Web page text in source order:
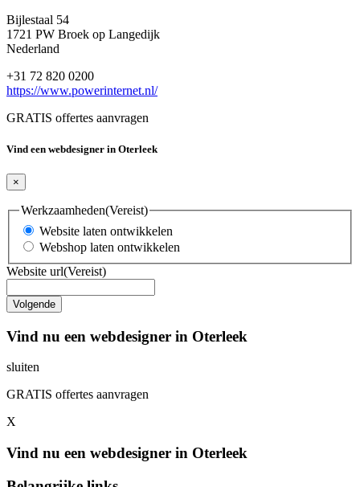
Bijlestaal 54
1721 PW Broek op Langedijk
Nederland
+31 72 820 0200
https://www.powerinternet.nl/
GRATIS offertes aanvragen
Vind een webdesigner in Oterleek
×
Werkzaamheden(Vereist)
Website laten ontwikkelen
Webshop laten ontwikkelen
Website url(Vereist)
Vind nu een webdesigner in Oterleek
sluiten
GRATIS offertes aanvragen
X
Vind nu een webdesigner in Oterleek